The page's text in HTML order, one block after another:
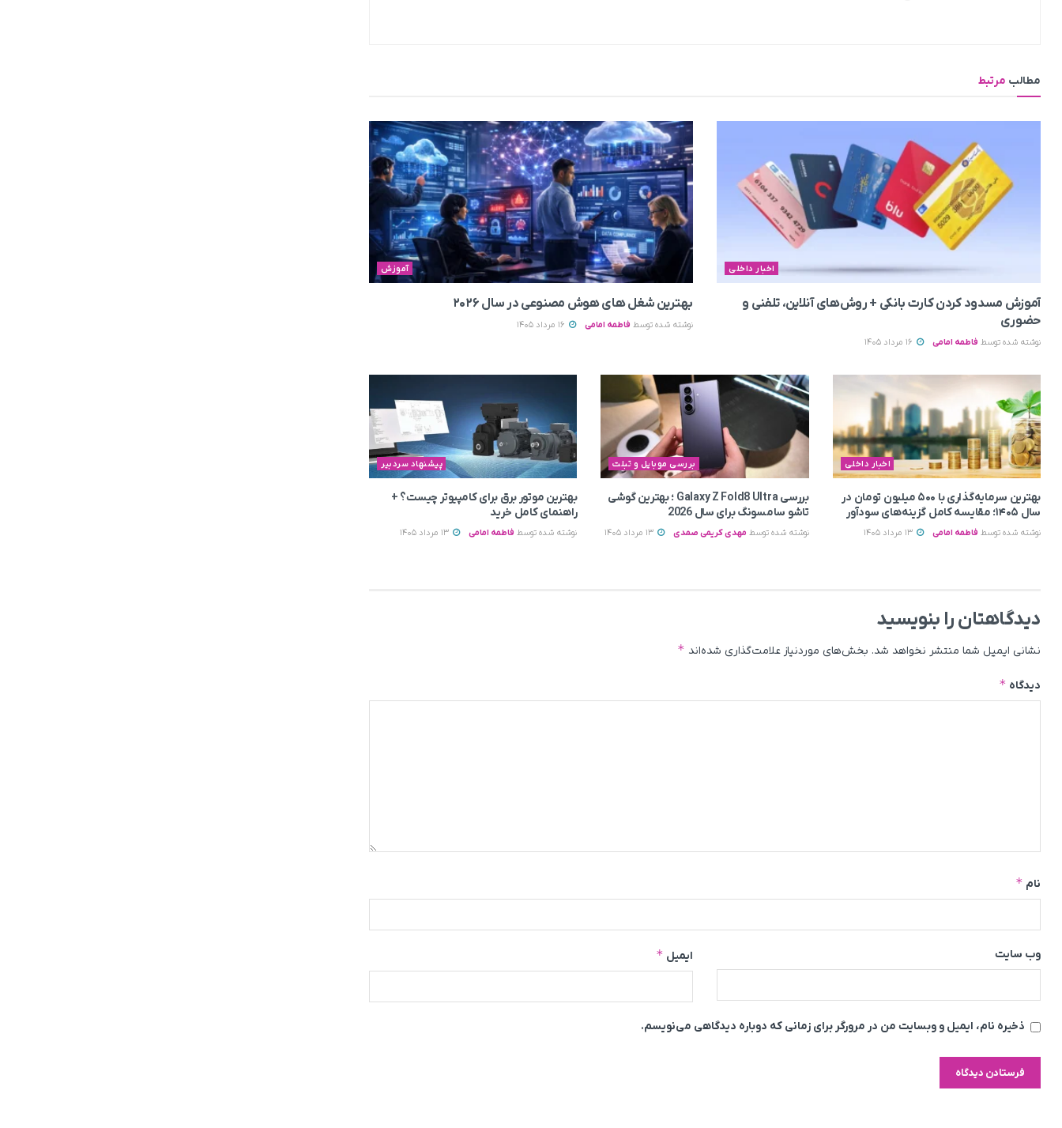
مطالب مرتبط
اخبار داخلی
آموزش مسدود کردن کارت بانکی + روش‌های آنلاین، تلفنی و
حضوری
نوشته شده توسط فاطمه امامی
آموزش
بهترین شغل های هوش مصنوعی در سال ۲۰۲۶
نوشته شده توسط فاطمه امامی
اخبار داخلی
بهترین سرمایه‌گذاری با ۵۰۰ میلیون تومان در
سال ۱۴۰۵؛ مقایسه کامل گزینه‌های سودآور
نوشته شده توسط فاطمه امامی
بررسی موبایل و تبلت
بررسی Galaxy Z Fold8 Ultra ؛ بهترین گوشی
تاشو سامسونگ برای سال 2026
نوشته شده توسط مهدی کریمی صمدی 13 مرداد 1405
پیشنهاد سردبیر
بهترین موتور برق برای کامپیوتر چیست؟ +
راهنمای کامل خرید
نوشته شده توسط فاطمه امامی
دیدگاهتان را بنویسید
نشانی ایمیل شما منتشر نخواهد شد. بخش‌های موردنیاز علامت‌گذاری شده‌اند *
دیدگاه *
نام *
ایمیل * وب‌ سایت
ذخیره نام، ایمیل و وبسایت من در مرورگر برای زمانی که دوباره دیدگاهی می‌نویسم.